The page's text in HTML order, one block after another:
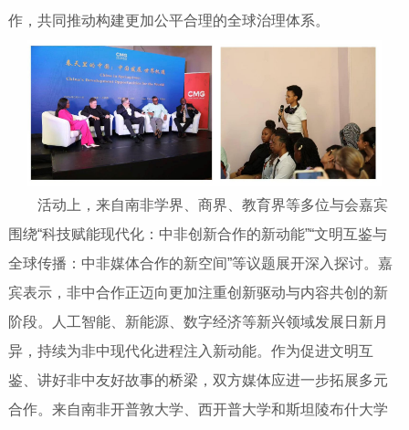
作，共同推动构建更加公平合理的全球治理体系。
活动上，来自南非学界、商界、教育界等多位与会嘉宾
围绕“科技赋能现代化：中非创新合作的新动能”“文明互鉴与
全球传播：中非媒体合作的新空间”等议题展开深入探讨。嘉
宾表示，非中合作正迈向更加注重创新驱动与内容共创的新
阶段。人工智能、新能源、数字经济等新兴领域发展日新月
异，持续为非中现代化进程注入新动能。作为促进文明互
鉴、讲好非中友好故事的桥梁，双方媒体应进一步拓展多元
合作。来自南非开普敦大学、西开普大学和斯坦陵布什大学